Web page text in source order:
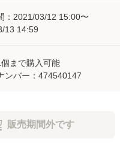
： 2021/03/12 15:00〜
13 14:59
個まで購入可能
ンバー： 474540147
販売期間外です